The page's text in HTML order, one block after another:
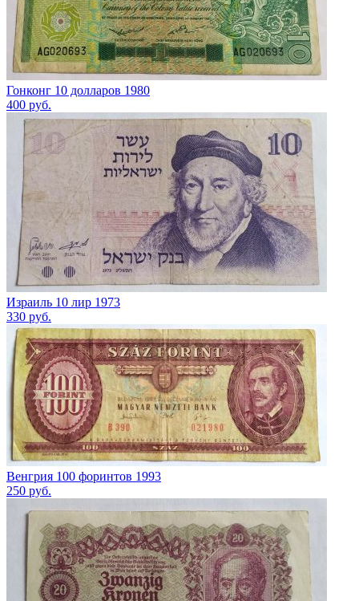
Гонконг 10 долларов 1980
400 руб.
Израиль 10 лир 1973
330 руб.
Венгрия 100 форинтов 1993
250 руб.